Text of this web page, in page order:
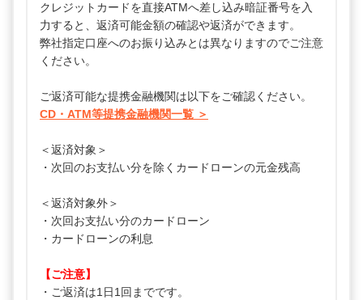
クレジットカードを直接ATMへ差し込み暗証番号を入
力すると、返済可能金額の確認や返済ができます。
弊社指定口座へのお振り込みとは異なりますのでご注意
ください。
ご返済可能な提携金融機関は以下をご確認ください。
CD・ATM等提携金融機関一覧 ＞
＜返済対象＞
・次回のお支払い分を除くカードローンの元金残高
＜返済対象外＞
・次回お支払い分のカードローン
・カードローンの利息
【ご注意】
・ご返済は1日1回までです。